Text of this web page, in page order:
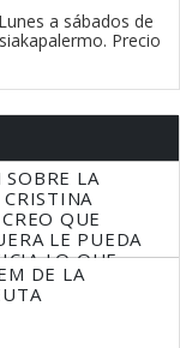
a sábados de
Precio
LA
CRISTINA
QUE
LE PUEDA
LO QUE
DE LA